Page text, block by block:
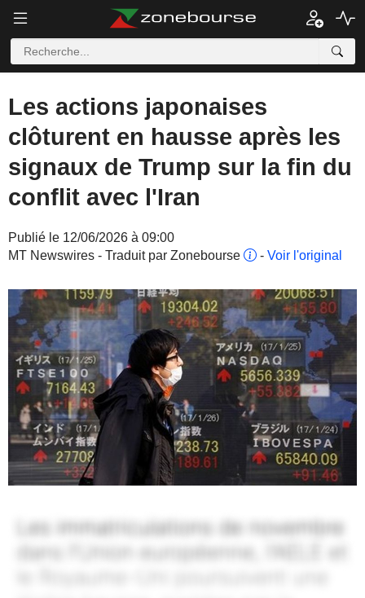
Les actions japonaises
clôturent en hausse après les
signaux de Trump sur la fin du
conflit avec l'Iran
Publié le 12/06/2026 à 09:00
MT Newswires - Traduit par Zonebourse
- Voir l'original